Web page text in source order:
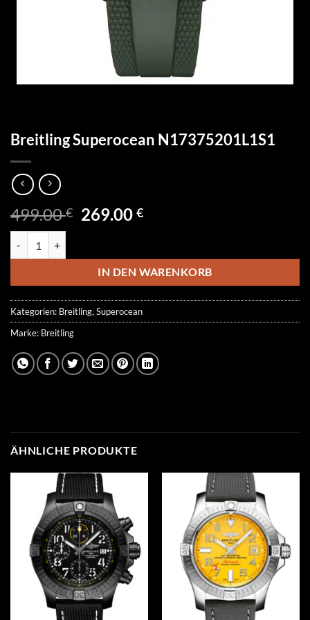
Breitling Superocean N17375201L1S1
499.00€ Ursprünglicher
499.00 €
269.00€Aktueller
269.00 €.
IN DEN WARENKORB
Kategorien: Breitling, Superocean
Marke: Breitling
ÄHNLICHE PRODUKTE